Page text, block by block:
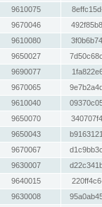
9610075
9670046
9610080
9650027
9690077
9670065
9610040
9650070
9650043
9670067
9630007
9640015
9630008